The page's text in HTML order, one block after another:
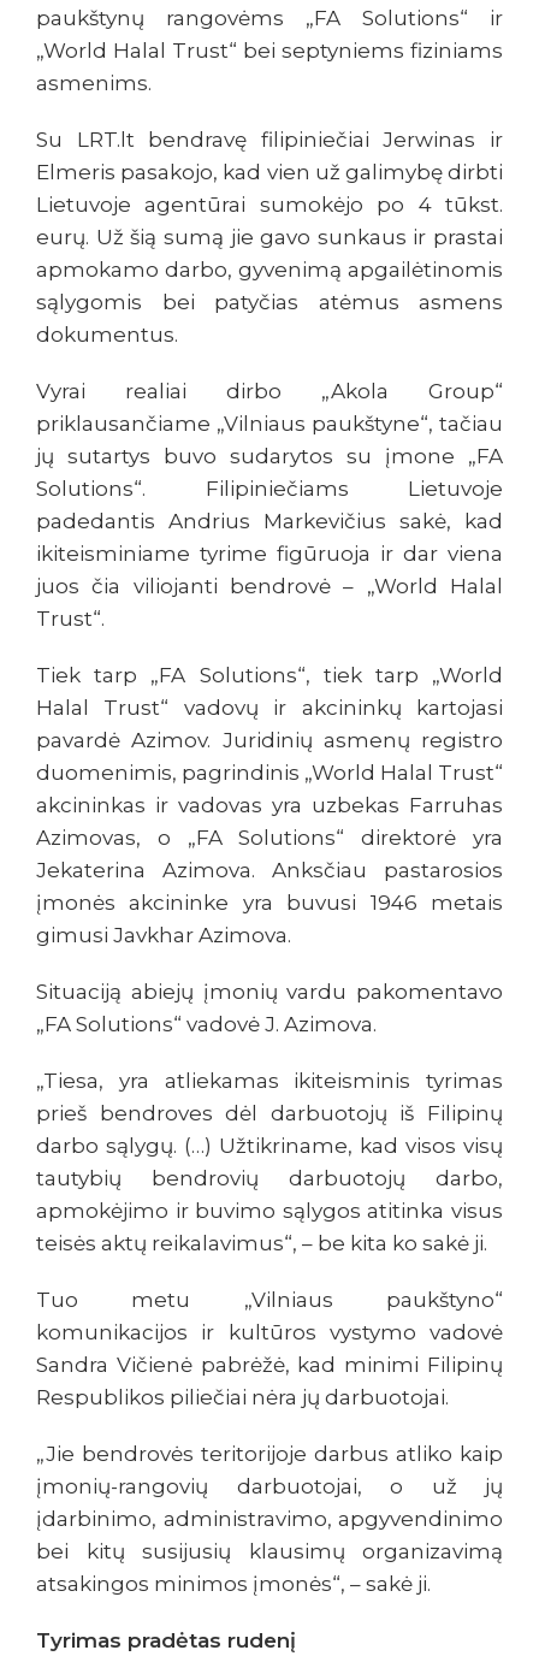
paukštynų rangovėms „FA Solutions“ ir
„World Halal Trust“ bei septyniems fiziniams
asmenims.
Su LRT.lt bendravę filipiniečiai Jerwinas ir
Elmeris pasakojo, kad vien už galimybę dirbti
Lietuvoje agentūrai sumokėjo po 4 tūkst.
eurų. Už šią sumą jie gavo sunkaus ir prastai
apmokamo darbo, gyvenimą apgailėtinomis
sąlygomis bei patyčias atėmus asmens
dokumentus.
Vyrai realiai dirbo „Akola Group“
priklausančiame „Vilniaus paukštyne“, tačiau
jų sutartys buvo sudarytos su įmone „FA
Solutions“. Filipiniečiams Lietuvoje
padedantis Andrius Markevičius sakė, kad
ikiteisminiame tyrime figūruoja ir dar viena
juos čia viliojanti bendrovė – „World Halal
Trust“.
Tiek tarp „FA Solutions“, tiek tarp „World
Halal Trust“ vadovų ir akcininkų kartojasi
pavardė Azimov. Juridinių asmenų registro
duomenimis, pagrindinis „World Halal Trust“
akcininkas ir vadovas yra uzbekas Farruhas
Azimovas, o „FA Solutions“ direktorė yra
Jekaterina Azimova. Anksčiau pastarosios
įmonės akcininke yra buvusi 1946 metais
gimusi Javkhar Azimova.
Situaciją abiejų įmonių vardu pakomentavo
„FA Solutions“ vadovė J. Azimova.
„Tiesa, yra atliekamas ikiteisminis tyrimas
prieš bendroves dėl darbuotojų iš Filipinų
darbo sąlygų. (…) Užtikriname, kad visos visų
tautybių bendrovių darbuotojų darbo,
apmokėjimo ir buvimo sąlygos atitinka visus
teisės aktų reikalavimus“, – be kita ko sakė ji.
Tuo metu „Vilniaus paukštyno“
komunikacijos ir kultūros vystymo vadovė
Sandra Vičienė pabrėžė, kad minimi Filipinų
Respublikos piliečiai nėra jų darbuotojai.
„Jie bendrovės teritorijoje darbus atliko kaip
įmonių-rangovių darbuotojai, o už jų
įdarbinimo, administravimo, apgyvendinimo
bei kitų susijusių klausimų organizavimą
atsakingos minimos įmonės“, – sakė ji.
Tyrimas pradėtas rudenį